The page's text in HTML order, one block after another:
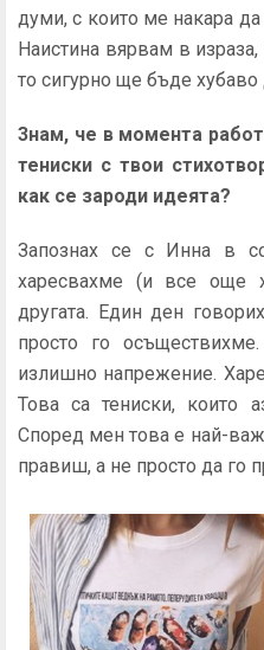
думи, с които ме накара
Наистина вярвам в
то сигурно ще бъде хубаво
3нам, че в момента
тениски с твои
как се зароди идеята?
Запознах се с Инна в
харесвахме (и все още
другата. Един ден
просто го
излишно напрежение.
Това са тениски, които
Според мен това е най-
правиш, а не просто да го